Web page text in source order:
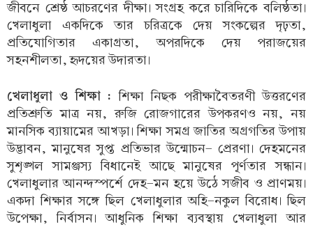
জীবনে শ্রেষ্ঠ আচরণের দীক্ষা। সংগ্রহ করে চারিদিকে বলিষ্ঠতা।
খেলাধুলা একদিকে তার চরিত্রকে দেয় সংকল্পের দৃঢ়তা,
প্রতিযোগিতার একাগ্রতা, অপরদিকে দেয় পরাজয়ের
সহনশীলতা, হৃদয়ের উদারতা।
খেলাধুলা ও শিক্ষা :শিক্ষা নিছক পরীক্ষাবৈতরণী উত্তরণের
প্রতিশ্রুতি মাত্র নয়, রুজি রোজগারের উপকরণও নয়, নয়
মানসিক ব্যায়ামের আখড়া। শিক্ষা সমগ্র জাতির অগ্রগতির উপায়
উদ্ভাবন, মানুষের সুপ্ত প্রতিভার উন্মোচন- প্রেরণা। দেহমনের
সুশৃঙ্খল সামঞ্জস্য বিধানেই আছে মানুষের পূর্ণতার সন্ধান।
খেলাধুলার আনন্দস্পর্শে দেহ-মন হয়ে উঠে সজীব ও প্রাণময়।
একদা শিক্ষার সঙ্গে ছিল খেলাধুলার অহি-নকুল বিরোধ। ছিল
উপেক্ষা, নির্বাসন। আধুনিক শিক্ষা ব্যবস্থায় খেলাধুলা আর